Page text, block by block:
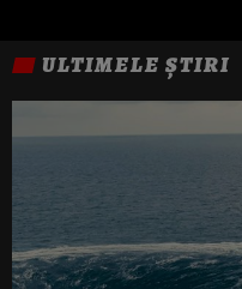
ULTIMELE ȘTIRI